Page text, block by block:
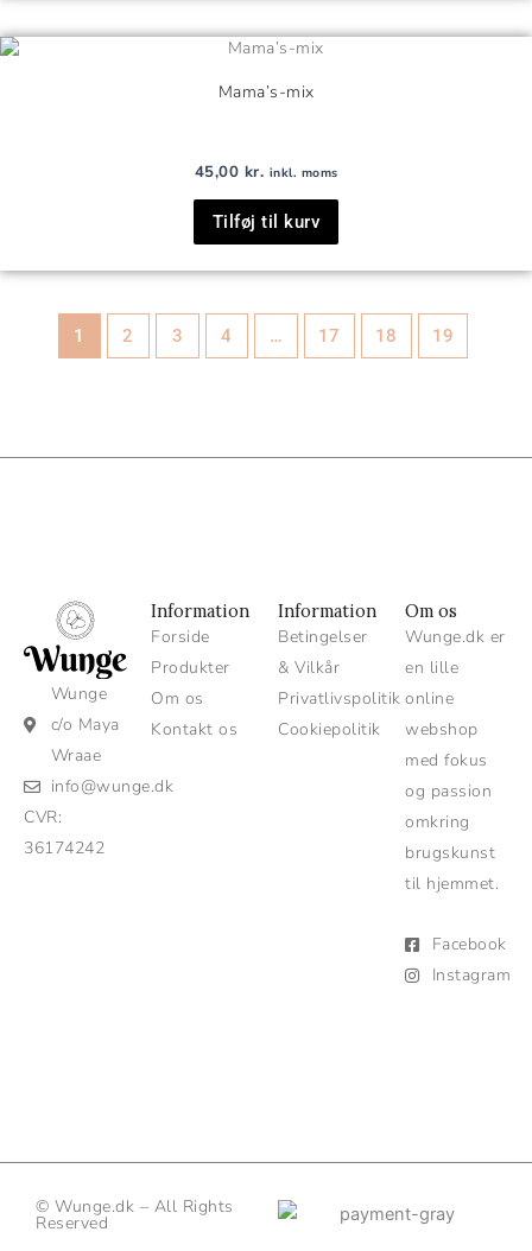
Mama’s-mix
45,00 kr. inkl. moms
Tilføj til kurv
1 2 3 4 … 17 18 19
Wunge
c/o Maya
Wraae
info@wunge.dk
CVR:
36174242
Information
Forside
Produkter
Om os
Kontakt os
Information
Betingelser
& Vilkår
Privatlivspolitik
Cookiepolitik
Om os
Wunge.dk er
en lille
online
webshop
med fokus
og passion
omkring
brugskunst
til hjemmet.
Facebook
Instagram
© Wunge.dk – All Rights
Reserved